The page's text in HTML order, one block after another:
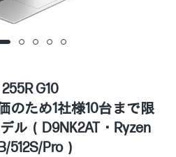
G10
のため1社様10台まで限
ル（D9NK2AT・Ryzen
512S/Pro）